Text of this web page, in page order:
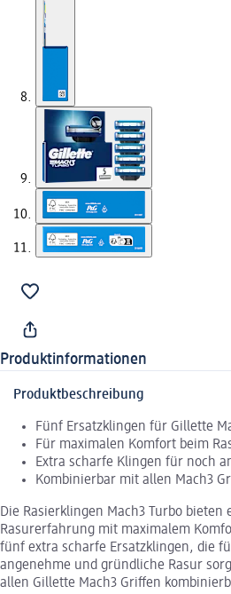
Produktinformationen
Produktbeschreibung
Fünf Ersatzklingen für Gillette
Für maximalen Komfort beim
Extra scharfe Klingen für noch
Kombinierbar mit allen Mach3
Die Rasierklingen Mach3 Turbo bieten
Rasurerfahrung mit maximalem
fünf extra scharfe Ersatzklingen, die
angenehme und gründliche Rasur
allen Gillette Mach3 Griffen